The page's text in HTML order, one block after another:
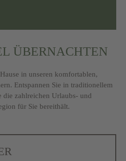
ÜBERNACHTEN
in unseren komfortablen,
Entspannen Sie in traditionellem
die zahlreichen Urlaubs- und
für Sie bereithält.